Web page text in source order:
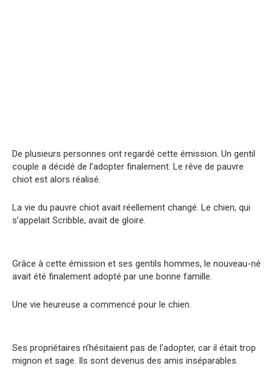
De plusieurs personnes ont regardé cette émission. Un gentil
couple a décidé de l’adopter finalement. Le rêve de pauvre
chiot est alors réalisé.
La vie du pauvre chiot avait réellement changé. Le chien, qui
s’appelait Scribble, avait de gloire.
Grâce à cette émission et ses gentils hommes, le nouveau-né
avait été finalement adopté par une bonne famille.
Une vie heureuse a commencé pour le chien.
Ses propriétaires n’hésitaient pas de l’adopter, car il était trop
mignon et sage. Ils sont devenus des amis inséparables.